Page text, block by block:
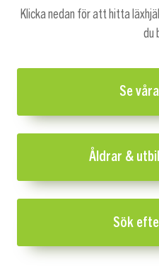
Klicka nedan för att hitta
du
Se
Åldrar &
Sök